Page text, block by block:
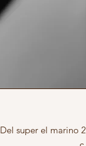
Del super el marino